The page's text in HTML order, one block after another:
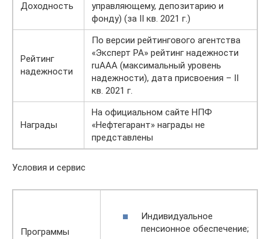
Доходность
управляющему, депозитарию и
фонду) (за II кв. 2021 г.)
Рейтинг
надежности
По версии рейтингового агентства
«Эксперт РА» рейтинг надежности
ruAАА (максимальный уровень
надежности), дата присвоения – II
кв. 2021 г.
Награды
На официальном сайте НПФ
«Нефтегарант» награды не
представлены
Условия и сервис
Программы
Индивидуальное
пенсионное обеспечение;